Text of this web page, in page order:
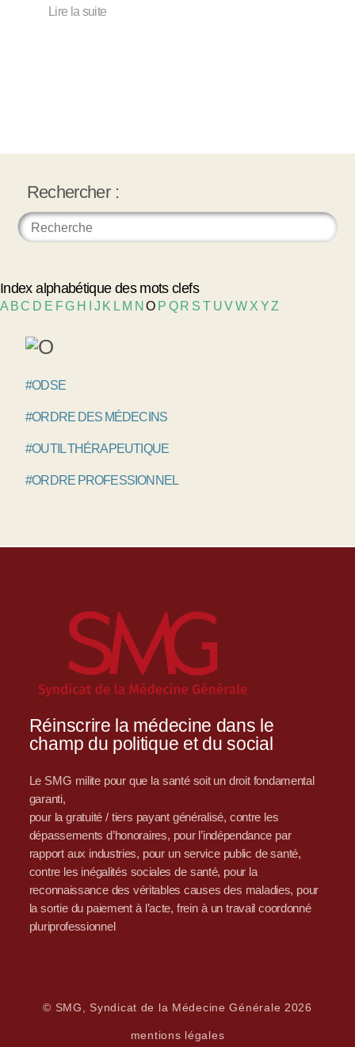
Lire la suite
Rechercher :
Index alphabétique des mots clefs
A BC D E FG H J K L M NO P Q R S T UVW X YZ
#ODSE
#ORDRE DES MÉDECINS
#OUTIL THÉRAPEUTIQUE
#ORDRE PROFESSIONNEL
Réinscrire la médecine dans le
champ du politique et du social
Le SMG milite pour que la santé soit un droit fondamental
garanti,
pour la gratuité / tiers payant généralisé, contre les
dépassements d’honoraires, pour l’indépendance par
rapport aux industries, pour un service public de santé,
contre les inégalités sociales de santé, pour la
reconnaissance des véritables causes des maladies, pour
la sortie du paiement à l’acte, frein à un travail coordonné
pluriprofessionnel
© SMG, Syndicat de la Médecine Générale 2026
mentions légales